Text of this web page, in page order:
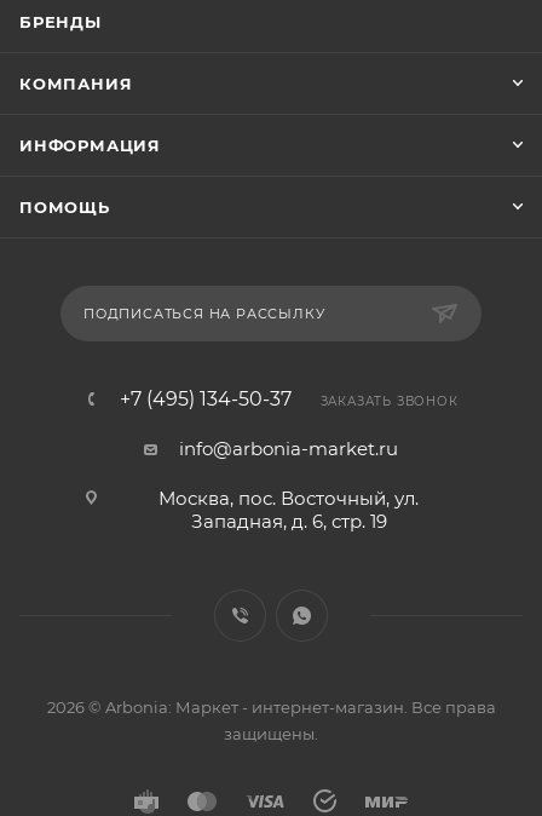
БРЕНДЫ
КОМПАНИЯ
ИНФОРМАЦИЯ
ПОМОЩЬ
ПОДПИСАТЬСЯ НА РАССЫЛКУ
+7 (495) 134-50-37 ЗАКАЗАТЬ ЗВОНОК
info@arbonia-market.ru
Москва, пос. Восточный, ул.
Западная, д. 6, стр. 19
2026 © Arbonia: Маркет - интернет-магазин. Все права
защищены.